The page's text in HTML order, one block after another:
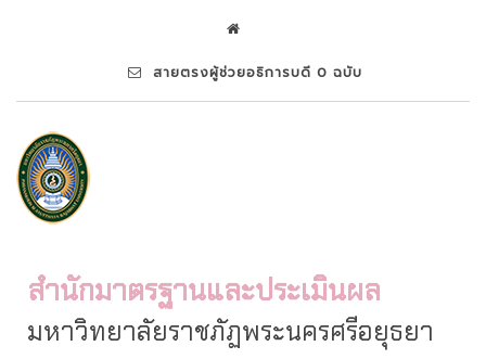
สายตรงผู้ช่วยอธิการบดี 0 ฉบับ
สำนักมาตรฐานและประเมินผล
มหาวิทยาลัยราชภัฏพระนครศรีอยุธยา